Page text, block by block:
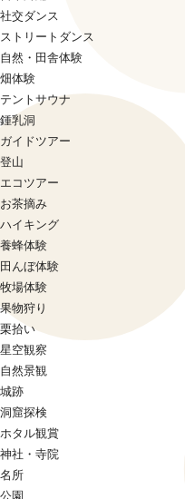
社交ダンス
ストリートダンス
自然・田舎体験
畑体験
テントサウナ
鍾乳洞
ガイドツアー
登山
エコツアー
お茶摘み
ハイキング
養蜂体験
田んぼ体験
牧場体験
果物狩り
栗拾い
星空観察
自然景観
城跡
洞窟探検
ホタル観賞
神社・寺院
名所
公園